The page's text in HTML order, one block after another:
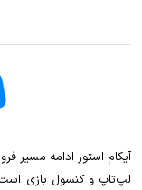
لپ‌تاپ و کنسول بازی است.